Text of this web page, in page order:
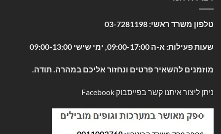
טלפון משרד ראשי: 03-7281198
שעות פעילות: א-ה 09:00-17:00, ימי שישי 09:00-13:00
מוזמנים להשאיר פרטים ונחזור אליכם במהרה. תודה.
ניתן ליצור איתנו קשר בפייסבוק Facebook